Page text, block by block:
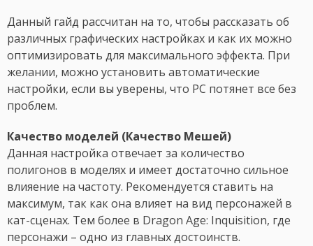
Данный гайд рассчитан на то, чтобы рассказать об
различных графических настройках и как их можно
оптимизировать для максимального эффекта. При
желании, можно установить автоматические
настройки, если вы уверены, что PC потянет все без
проблем.
Качество моделей (Качество Мешей)
Данная настройка отвечает за количество
полигонов в моделях и имеет достаточно сильное
влияение на частоту. Рекомендуется ставить на
максимум, так как она влияет на вид персонажей в
кат-сценах. Тем более в Dragon Age: Inquisition, где
персонажи – одно из главных достоинств.